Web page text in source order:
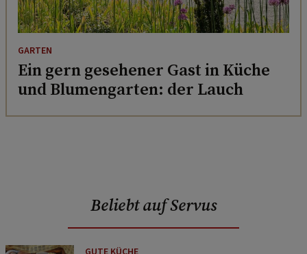
GARTEN
Ein gern gesehener Gast in Küche
und Blumengarten: der Lauch
Beliebt auf Servus